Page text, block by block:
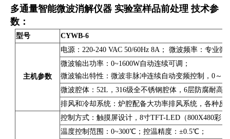
多通量智能微波消解仪器 实验室样品前处理 技术参
数：
型号 CYWB-6
主机参数
电源：220-240 VAC 50/60Hz 8A； 微波频率：专业微
微波输出功率：0~1600W自动连续可调；
微波输出特性：微波非脉冲连续自动变频控制，0～
微波腔体：52L，316级全不锈钢腔体，6层防腐耐高
排风和冷却系统：炉腔配备大功率排风系统，各种
控制方式：触摸屏设计，8寸TFT-LED（800X480彩
温度控制范围：0~300℃；控温精度：±0.5℃；